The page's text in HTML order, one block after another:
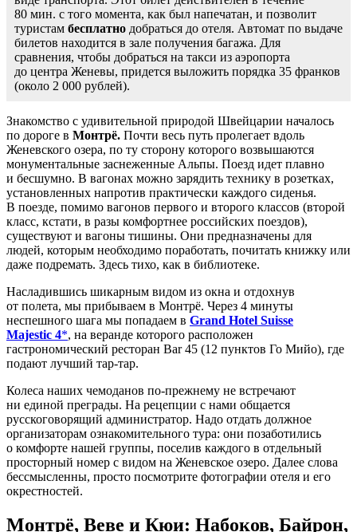
80 мин. с того момента, как был напечатан, и позволит
туристам бесплатно добраться до отеля. Автомат по выдаче
билетов находится в зале получения багажа. Для
сравнения, чтобы добраться на такси из аэропорта
до центра Женевы, придется выложить порядка 35 франков
(около 2 000 рублей).
Знакомство с удивительной природой Швейцарии началось
по дороге в Монтрё. Почти весь путь пролегает вдоль
Женевского озера, по ту сторону которого возвышаются
монументальные заснеженные Альпы. Поезд идет плавно
и бесшумно. В вагонах можно зарядить технику в розетках,
установленных напротив практически каждого сиденья.
В поезде, помимо вагонов первого и второго классов (второй
класс, кстати, в разы комфортнее российских поездов),
существуют и вагоны тишины. Они предназначены для
людей, которым необходимо поработать, почитать книжку или
даже подремать. Здесь тихо, как в библиотеке.
Насладившись шикарным видом из окна и отдохнув
от полета, мы прибываем в Монтрё. Через 4 минуты
неспешного шага мы попадаем в Grand Hotel Suisse
Majestic 4*, на веранде которого расположен
гастрономический ресторан Bar 45 (12 пунктов Го Мийо), где
подают лучший тар-тар.
Колеса наших чемоданов по-прежнему не встречают
ни единой преграды. На рецепции с нами общается
русскоговорящий администратор. Надо отдать должное
организаторам ознакомительного тура: они позаботились
о комфорте нашей группы, поселив каждого в отдельный
просторный номер с видом на Женевское озеро. Далее слова
бессмысленны, просто посмотрите фотографии отеля и его
окрестностей.
Монтрё, Веве и Кюи: Набоков, Байрон,